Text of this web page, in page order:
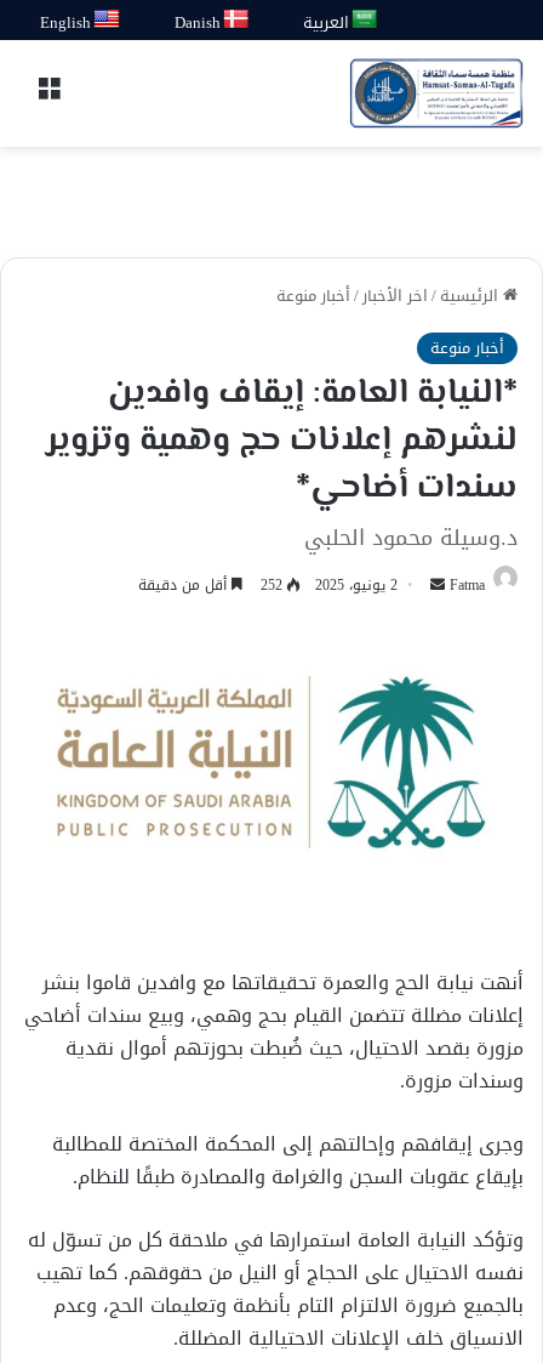
العربية Danish
English
الرئيسية/اخر الأخبار/أخبار منوعة
أخبار منوعة
*النيابة العامة: إيقاف وافدين
لنشرهم إعلانات حج وهمية وتزوير
سندات أضاحي*
د.وسيلة محمود الحلبي
Fatma
أرسل 2 يونيو، 2025 252 أقل من دقيقة
أنهت نيابة الحج والعمرة تحقيقاتها مع وافدين قاموا بنشر
إعلانات مضللة تتضمن القيام بحج وهمي، وبيع سندات أضاحي
مزورة بقصد الاحتيال، حيث ضُبطت بحوزتهم أموال نقدية
وسندات مزورة.
وجرى إيقافهم وإحالتهم إلى المحكمة المختصة للمطالبة
بإيقاع عقوبات السجن والغرامة والمصادرة طبقًا للنظام.
وتؤكد النيابة العامة استمرارها في ملاحقة كل من تسوّل له
نفسه الاحتيال على الحجاج أو النيل من حقوقهم. كما تهيب
بالجميع ضرورة الالتزام التام بأنظمة وتعليمات الحج، وعدم
الانسياق خلف الإعلانات الاحتيالية المضللة.